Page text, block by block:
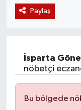
Paylaş
İsparta
nöbetçi
Bu bölgede